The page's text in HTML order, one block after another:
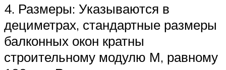
4. Размеры: Указываются в
дециметрах, стандартные размеры
балконных окон кратны
строительному модулю М, равному